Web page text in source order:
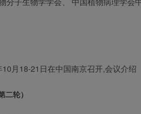
月18-21日在中国南京召开,会议介绍
轮）